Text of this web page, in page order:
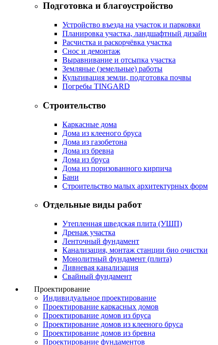
Подготовка и благоустройство
Устройство въезда на участок и парковки
Планировка участка, ландшафтный дизайн
Расчистка и раскорчёвка участка
Снос и демонтаж
Выравнивание и отсыпка участка
Земляные (земельные) работы
Культивация земли, подготовка почвы
Погребы TINGARD
Строительство
Каркасные дома
Дома из клееного бруса
Дома из газобетона
Дома из бревна
Дома из бруса
Дома из поризованного кирпича
Бани
Строительство малых архитектурных форм
Отдельные виды работ
Утепленная шведская плита (УШП)
Дренаж участка
Ленточный фундамент
Канализация, монтаж станции био очистки
Монолитный фундамент (плита)
Ливневая канализация
Свайный фундамент
Проектирование
Индивидуальное проектирование
Проектирование каркасных домов
Проектирование домов из бруса
Проектирование домов из клееного бруса
Проектирование домов из бревна
Проектирование фундаментов